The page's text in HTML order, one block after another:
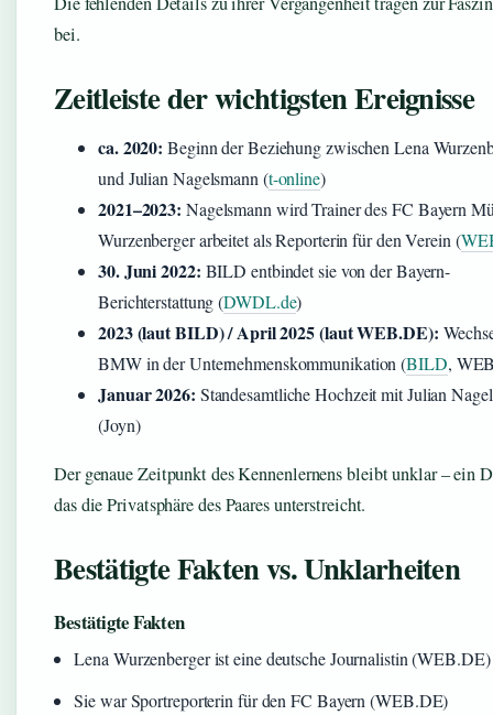
bei.
Zeitleiste der wichtigsten Ereignisse
ca. 2020: Beginn der Beziehung zwischen Lena
und Julian Nagelsmann (t-online)
2021–2023: Nagelsmann wird Trainer des FC Bayern
Wurzenberger arbeitet als Reporterin für den Verein (
30. Juni 2022: BILD entbindet sie von der Bayern-
Berichterstattung (DWDL.de)
2023 (laut BILD) / April 2025 (laut WEB.DE):
BMW in der Unternehmenskommunikation (BILD,
Januar 2026: Standesamtliche Hochzeit mit Julian
(Joyn)
Der genaue Zeitpunkt des Kennenlernens bleibt unklar – ein
das die Privatsphäre des Paares unterstreicht.
Bestätigte Fakten vs. Unklarheiten
Bestätigte Fakten
Lena Wurzenberger ist eine deutsche Journalistin (WEB.DE)
Sie war Sportreporterin für den FC Bayern (WEB.DE)